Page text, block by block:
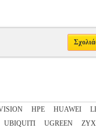
HPE HUAWEI
UBIQUITI UGREEN